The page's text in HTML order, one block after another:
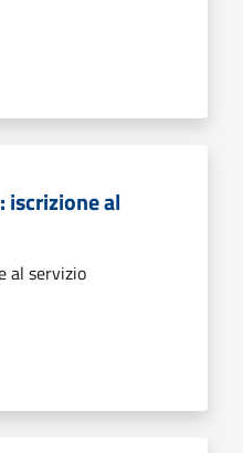
iscrizione al
al servizio